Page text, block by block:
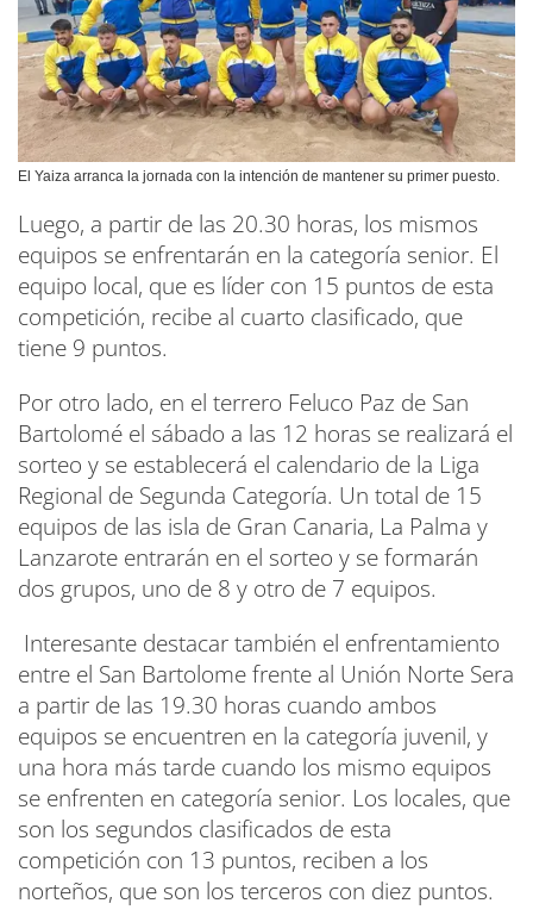
El Yaiza arranca la jornada con la intención de mantener su primer puesto.
Luego, a partir de las 20.30 horas, los mismos
equipos se enfrentarán en la categoría senior. El
equipo local, que es líder con 15 puntos de esta
competición, recibe al cuarto clasificado, que
tiene 9 puntos.
Por otro lado, en el terrero Feluco Paz de San
Bartolomé el sábado a las 12 horas se realizará el
sorteo y se establecerá el calendario de la Liga
Regional de Segunda Categoría. Un total de 15
equipos de las isla de Gran Canaria, La Palma y
Lanzarote entrarán en el sorteo y se formarán
dos grupos, uno de 8 y otro de 7 equipos.
Interesante destacar también el enfrentamiento
entre el San Bartolome frente al Unión Norte Sera
a partir de las 19.30 horas cuando ambos
equipos se encuentren en la categoría juvenil, y
una hora más tarde cuando los mismo equipos
se enfrenten en categoría senior. Los locales, que
son los segundos clasificados de esta
competición con 13 puntos, reciben a los
norteños, que son los terceros con diez puntos.